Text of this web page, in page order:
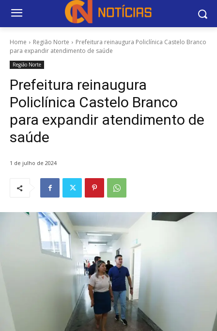
Home Região Norte
Prefeitura reinaugura Policlínica Castelo Branco
para expandir atendimento de saúde
Região Norte
Prefeitura reinaugura
Policlínica Castelo Branco
para expandir atendimento de
saúde
1 de julho de 2024